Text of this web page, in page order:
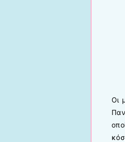
Οι